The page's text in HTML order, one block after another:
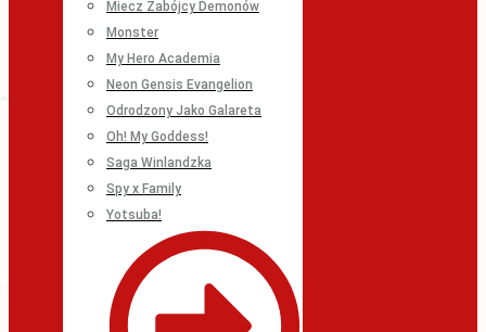
Miecz Zabójcy Demonów
Monster
My Hero Academia
Neon Gensis Evangelion
Odrodzony Jako Galareta
Oh! My Goddess!
Saga Winlandzka
Spy x Family
Yotsuba!